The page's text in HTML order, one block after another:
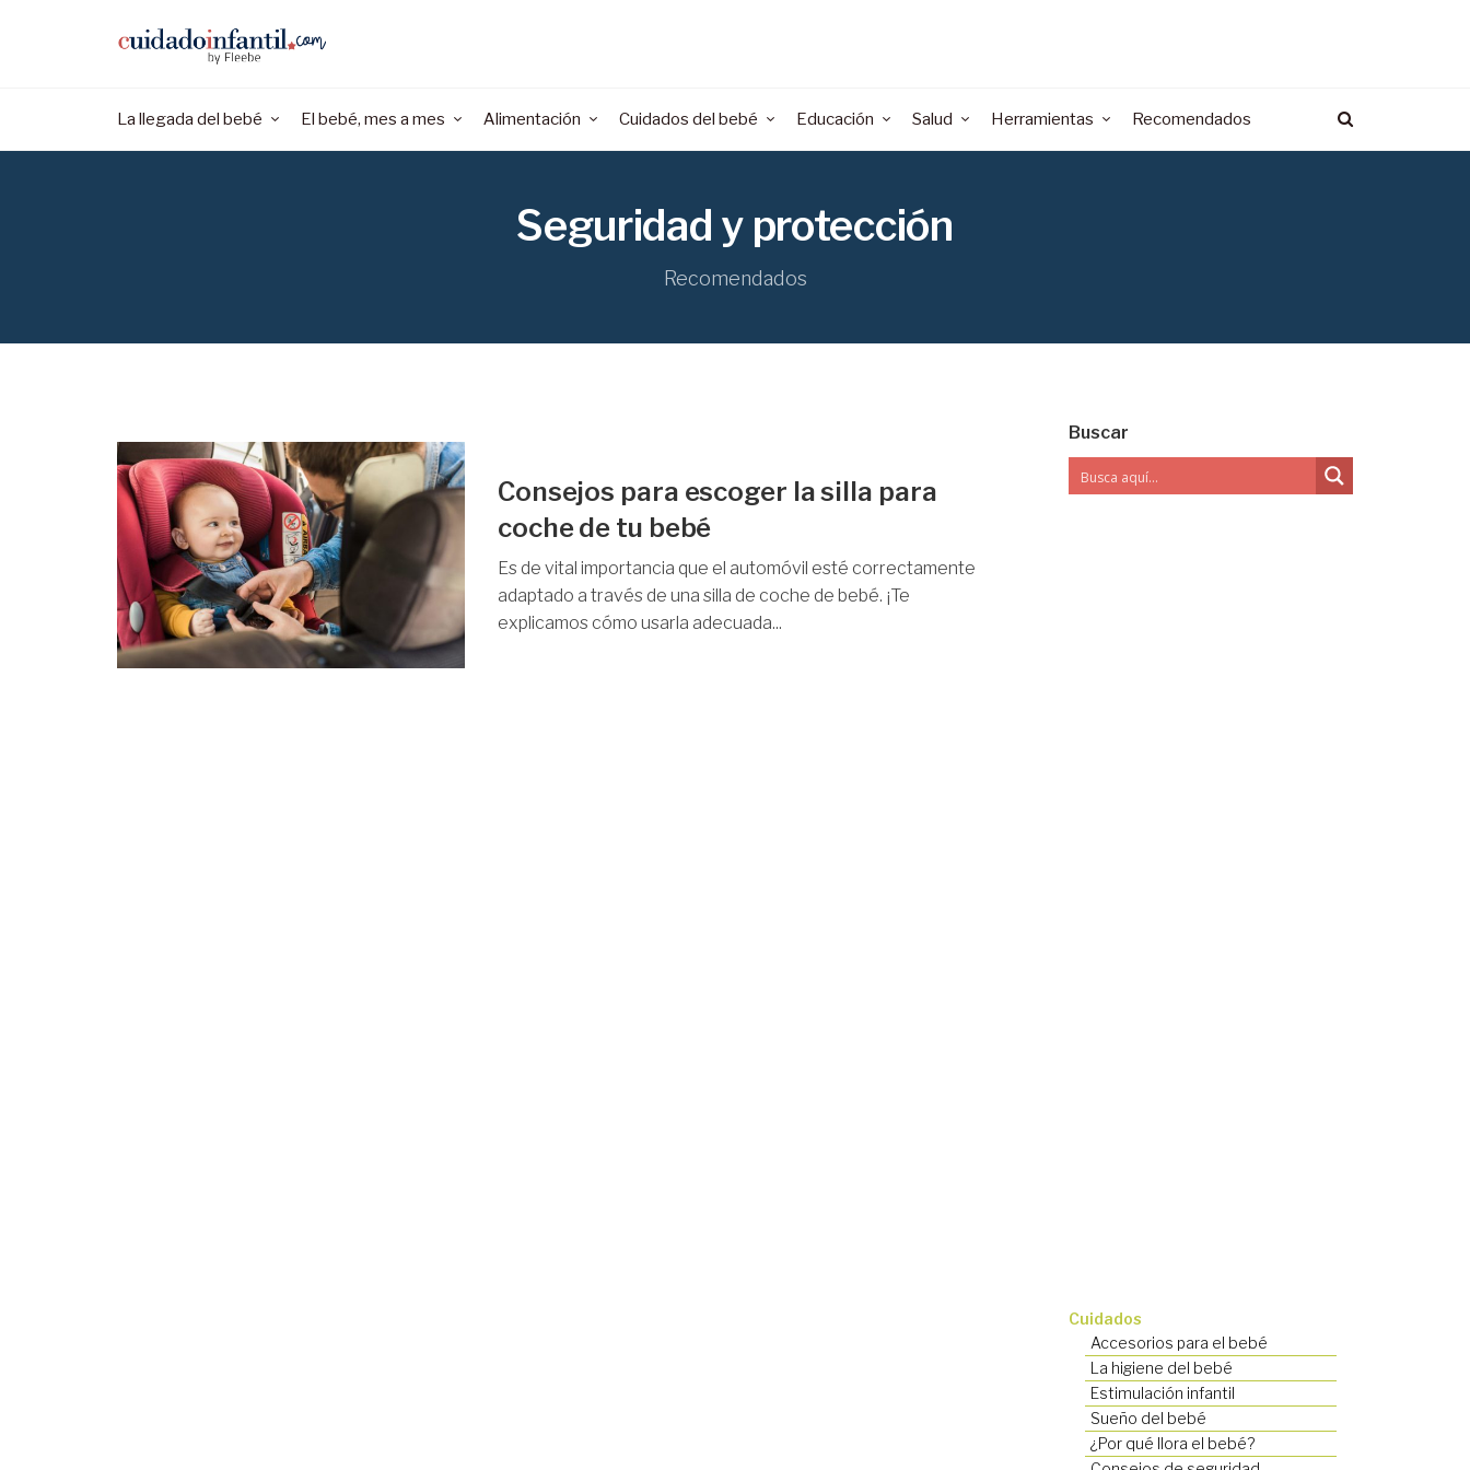
La llegada del bebé El bebé, mes a mes Alimentación Cuidados del bebé Educación Salud Herramientas Recomendados
Seguridad y protección
Recomendados
Consejos para escoger la silla para
coche de tu bebé
Es de vital importancia que el automóvil esté correctamente
adaptado a través de una silla de coche de bebé. ¡Te
explicamos cómo usarla adecuada...
Buscar
Cuidados
Accesorios para el bebé
La higiene del bebé
Estimulación infantil
Sueño del bebé
¿Por qué llora el bebé?